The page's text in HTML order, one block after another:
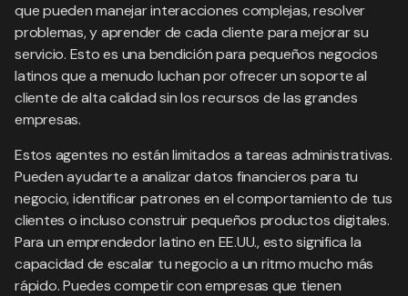
que pueden manejar interacciones complejas, resolver
problemas, y aprender de cada cliente para mejorar su
servicio. Esto es una bendición para pequeños negocios
latinos que a menudo luchan por ofrecer un soporte al
cliente de alta calidad sin los recursos de las grandes
empresas.
Estos agentes no están limitados a tareas administrativas.
Pueden ayudarte a analizar datos financieros para tu
negocio, identificar patrones en el comportamiento de tus
clientes o incluso construir pequeños productos digitales.
Para un emprendedor latino en EE.UU., esto significa la
capacidad de escalar tu negocio a un ritmo mucho más
rápido. Puedes competir con empresas que tienen